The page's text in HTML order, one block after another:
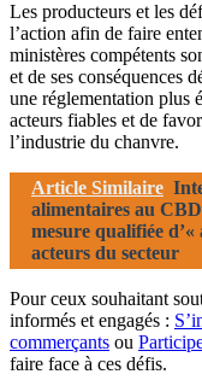
Les producteurs et les
l’action afin de faire
ministères compétents
et de ses conséquences
une réglementation plus
acteurs fiables et de
l’industrie du chanvre.
Article Similaire
alimentaires au
mesure qualifiée
acteurs du secteur
Pour ceux souhaitant
informés et engagés :
commerçants ou
faire face à ces défis.